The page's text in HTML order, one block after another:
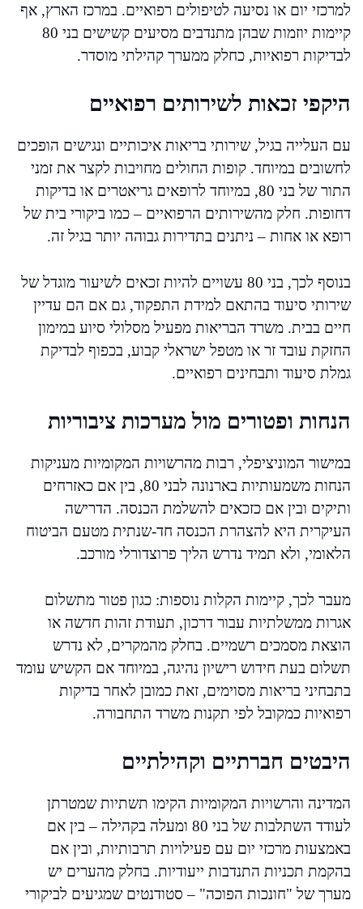
למרכזי יום או נסיעה לטיפולים רפואיים. במרכז הארץ, אף
קיימות יוזמות שבהן מתנדבים מסיעים קשישים בני 80
לבדיקות רפואיות, כחלק ממערך קהילתי מוסדר.
היקפי זכאות לשירותים רפואיים
עם העלייה בגיל, שירותי בריאות איכותיים ונגישים הופכים
לחשובים במיוחד. קופות החולים מחויבות לקצר את זמני
התור של בני 80, במיוחד לרופאים גריאטרים או בדיקות
דחופות. חלק מהשירותים הרפואיים – כמו ביקורי בית של
רופא או אחות – ניתנים בתדירות גבוהה יותר בגיל זה.
בנוסף לכך, בני 80 עשויים להיות זכאים לשיעור מוגדל של
שירותי סיעוד בהתאם למידת התפקוד, גם אם הם עדיין
חיים בבית. משרד הבריאות מפעיל מסלולי סיוע במימון
החזקת עובד זר או מטפל ישראלי קבוע, בכפוף לבדיקת
גמלת סיעוד ותבחינים רפואיים.
הנחות ופטורים מול מערכות ציבוריות
במישור המוניציפלי, רבות מהרשויות המקומיות מעניקות
הנחות משמעותיות בארנונה לבני 80, בין אם כאזרחים
ותיקים ובין אם כזכאים להשלמת הכנסה. הדרישה
העיקרית היא להצהרת הכנסה חד-שנתית מטעם הביטוח
הלאומי, ולא תמיד נדרש הליך פרוצדורלי מורכב.
מעבר לכך, קיימות הקלות נוספות: כגון פטור מתשלום
אגרות ממשלתיות עבור דרכון, תעודת זהות חדשה או
הוצאת מסמכים רשמיים. בחלק מהמקרים, לא נדרש
תשלום בעת חידוש רישיון נהיגה, במיוחד אם הקשיש עומד
בתבחיני בריאות מסוימים, זאת כמובן לאחר בדיקות
רפואיות כמקובל לפי תקנות משרד התחבורה.
היבטים חברתיים וקהילתיים
המדינה והרשויות המקומיות הקימו תשתיות שמטרתן
לעודד השתלבות של בני 80 ומעלה בקהילה – בין אם
באמצעות מרכזי יום עם פעילויות תרבותיות, ובין אם
בהקמת תכניות התנדבות ייעודיות. בחלק מהערים יש
מערך של "חונכות הפוכה" – סטודנטים שמגיעים לביקורי